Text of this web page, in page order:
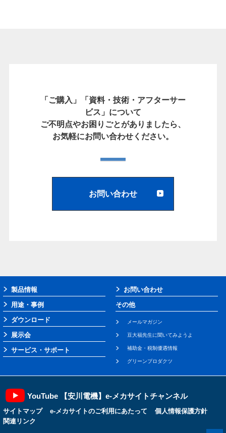
「ご購入」「資料・技術・アフターサー
ビス」について
ご不明点やお困りごとがありましたら、
お気軽にお問い合わせください。
お問い合わせ
製品情報
用途・事例
ダウンロード
展示会
サービス・サポート
お問い合わせ
その他
メールマガジン
豆大福先生に聞いてみようよ
補助金・税制優遇情報
グリーンプロダクツ
YouTube 【安川電機】e-メカサイトチャンネル
サイトマップ e-メカサイトのご利用にあたって
個人情報保護方針
関連リンク